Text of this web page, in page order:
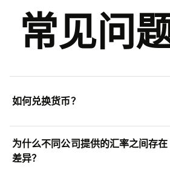
常见问
如何兑换货币？
为什么不同公司提供的汇率之间存在
差异？